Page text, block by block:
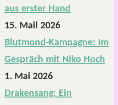
aus erster Hand
15. Mail 2026
Blutmond-Kampagne: Im
Gespräch mit Niko Hoch
1. Mai 2026
Drakensang: Ein